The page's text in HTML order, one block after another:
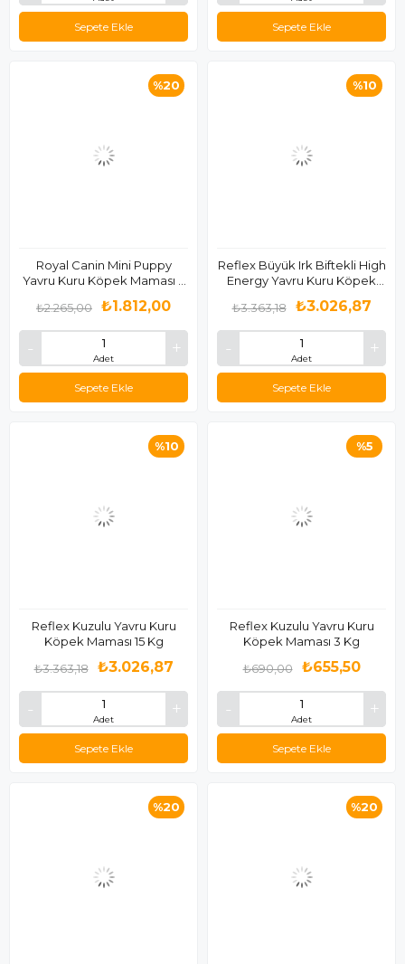
Sepete Ekle Sepete Ekle
Royal Canin Mini Puppy
Yavru Kuru Köpek Maması 4
Adet
₺1.812,00
₺2.265,00
Sepete Ekle
%20
Reflex Büyük Irk Biftekli High
Energy Yavru Kuru Köpek
Adet
₺3.026,87
₺3.363,18
Sepete Ekle
%10
Reflex Kuzulu Yavru Kuru
Köpek Maması 15 Kg
Adet
₺3.026,87
₺3.363,18
Sepete Ekle
%10
Reflex Kuzulu Yavru Kuru
Köpek Maması 3 Kg
Adet
₺655,50
₺690,00
Sepete Ekle
%5
%20 %20